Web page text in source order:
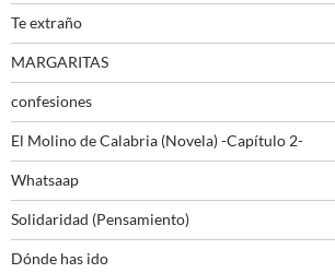
Te extraño
MARGARITAS
confesiones
El Molino de Calabria (Novela) -Capítulo 2-
Whatsaap
Solidaridad (Pensamiento)
Dónde has ido